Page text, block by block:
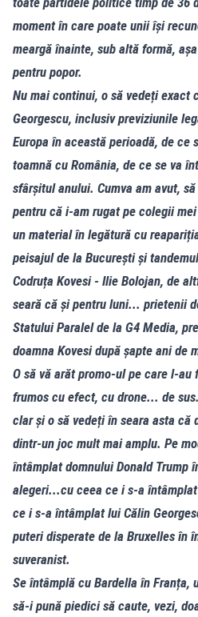
moment în care poate unii își
meargă înainte, sub altă formă,
pentru popor.
Nu mai continui, o să vedeți exact
Georgescu, inclusiv previziunile
Europa în această perioadă, de ce
toamnă cu România, de ce se va
sfârșitul anului. Cumva am avut,
pentru că i-am rugat pe colegii
un material în legătură cu
peisajul de la București și
Codruța Kovesi - Ilie Bolojan, de
seară că și pentru luni... prietenii
Statului Paralel de la G4 Media,
doamna Kovesi după șapte ani de
O să vă arăt promo-ul pe care l-
frumos cu efect, cu drone... de
clar și o să vedeți în seara asta că
dintr-un joc mult mai amplu. Pe
întâmplat domnului Donald Trump
alegeri...cu ceea ce i s-a
ce i s-a întâmplat lui Călin
puteri disperate de la Bruxelles în
suveranist.
Se întâmplă cu Bardella în Franța,
să-i pună piedici să caute, vezi,